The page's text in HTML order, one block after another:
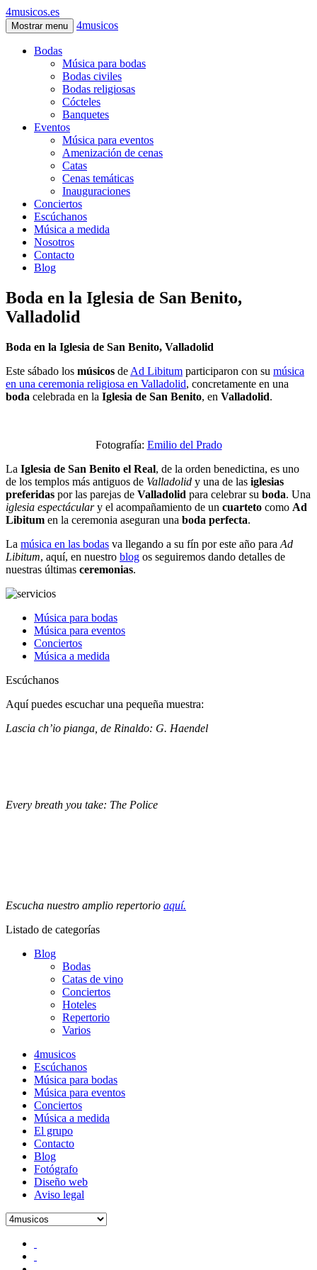
4musicos.es
Mostrar menu 4musicos
Bodas
Música para bodas
Bodas civiles
Bodas religiosas
Cócteles
Banquetes
Eventos
Música para eventos
Amenización de cenas
Catas
Cenas temáticas
Inauguraciones
Conciertos
Escúchanos
Música a medida
Nosotros
Contacto
Blog
Boda en la Iglesia de San Benito,
Valladolid
Boda en la Iglesia de San Benito, Valladolid
Este sábado los músicos de Ad Libitum participaron con su música
en una ceremonia religiosa en Valladolid, concretamente en una
boda celebrada en la Iglesia de San Benito, en Valladolid.
Fotografía: Emilio del Prado
La Iglesia de San Benito el Real, de la orden benedictina, es uno
de los templos más antiguos de Valladolid y una de las iglesias
preferidas por las parejas de Valladolid para celebrar su boda. Una
iglesia espectáculary el acompañamiento de un cuarteto como Ad
Libitum en la ceremonia aseguran una boda perfecta.
La música en las bodas va llegando a su fín por este año para Ad
Libitum, aquí, en nuestro blog os seguiremos dando detalles de
nuestras últimas ceremonias.
Música para bodas
Música para eventos
Conciertos
Música a medida
Escúchanos
Aquí puedes escuchar una pequeña muestra:
Lascia ch’io pianga, de Rinaldo: G. Haendel
Every breath you take: The Police
Escucha nuestro amplio repertorio aquí.
Listado de categorías
Blog
Bodas
Catas de vino
Conciertos
Hoteles
Repertorio
Varios
4musicos
Escúchanos
Música para bodas
Música para eventos
Conciertos
Música a medida
El grupo
Contacto
Blog
Fotógrafo
Diseño web
Aviso legal